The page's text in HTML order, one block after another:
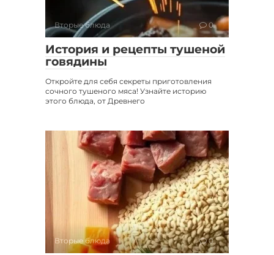
Вторые блюда 0
История и рецепты тушеной
говядины
Откройте для себя секреты приготовления
сочного тушеного мяса! Узнайте историю
этого блюда, от Древнего
Вторые блюда 0